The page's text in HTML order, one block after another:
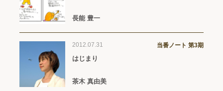
長能 豊一
2012.07.31 当番ノート 第3期
はじまり
茶木 真由美